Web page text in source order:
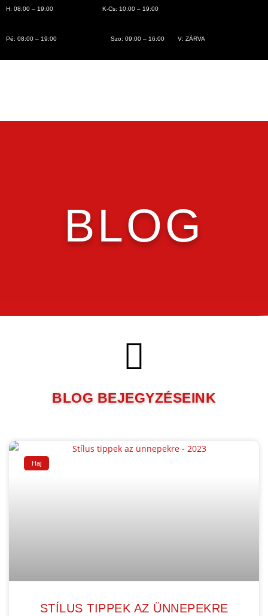
H: 08:00 – 19:00 K-Cs: 10:00 – 19:00
Pé: 08:00 – 19:00 Szo: 09:00 – 16:00 V: ZÁRVA
BLOG
BLOG BEJEGYZÉSEINK
Haj
STÍLUS TIPPEK AZ ÜNNEPEKRE